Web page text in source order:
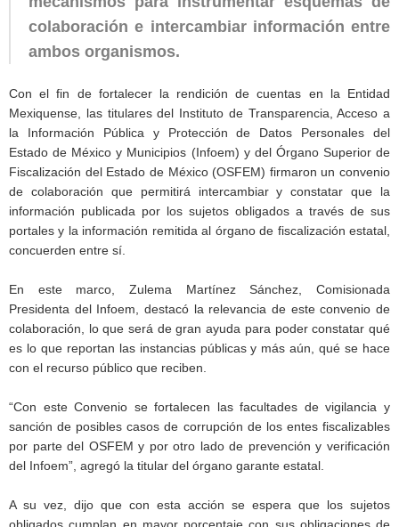
colaboración e intercambiar información entre
ambos organismos.
Con el fin de fortalecer la rendición de cuentas en la Entidad
Mexiquense, las titulares del Instituto de Transparencia, Acceso a
la Información Pública y Protección de Datos Personales del
Estado de México y Municipios (Infoem) y del Órgano Superior de
Fiscalización del Estado de México (OSFEM) firmaron un convenio
de colaboración que permitirá intercambiar y constatar que la
información publicada por los sujetos obligados a través de sus
portales y la información remitida al órgano de fiscalización estatal,
concuerden entre sí.
En este marco, Zulema Martínez Sánchez, Comisionada
Presidenta del Infoem, destacó la relevancia de este convenio de
colaboración, lo que será de gran ayuda para poder constatar qué
es lo que reportan las instancias públicas y más aún, qué se hace
con el recurso público que reciben.
“Con este Convenio se fortalecen las facultades de vigilancia y
sanción de posibles casos de corrupción de los entes fiscalizables
por parte del OSFEM y por otro lado de prevención y verificación
del Infoem”, agregó la titular del órgano garante estatal.
A su vez, dijo que con esta acción se espera que los sujetos
obligados cumplan en mayor porcentaje con sus obligaciones de